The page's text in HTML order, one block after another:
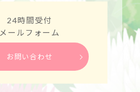
24時間受付
メールフォーム
お問い合わせ